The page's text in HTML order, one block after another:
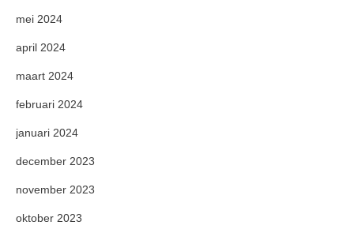
mei 2024
april 2024
maart 2024
februari 2024
januari 2024
december 2023
november 2023
oktober 2023